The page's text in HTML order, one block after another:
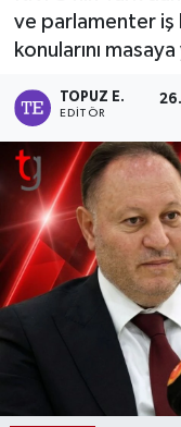
ve parlamenter iş
konularını masaya
TOPUZ E.
EDITÖR